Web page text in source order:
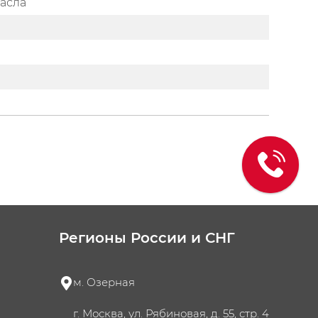
Регионы России и СНГ
м. Озерная
г. Москва, ул. Рябиновая, д. 55, стр. 4